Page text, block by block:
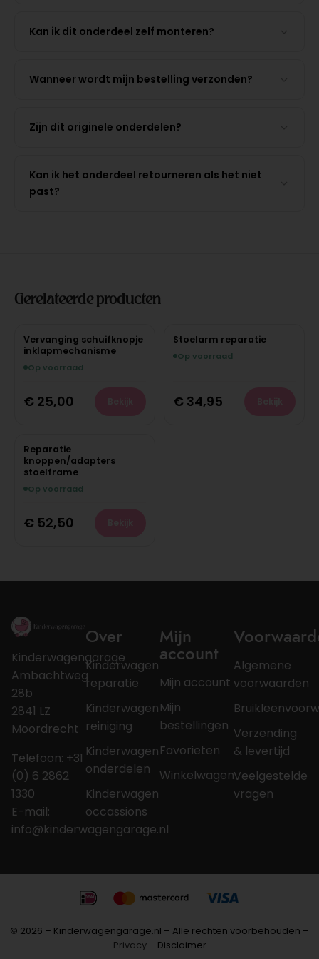
Kan ik dit onderdeel zelf monteren?
Wanneer wordt mijn bestelling verzonden?
Zijn dit originele onderdelen?
Kan ik het onderdeel retourneren als het niet
past?
Gerelateerde producten
Vervanging schuifknopje
inklapmechanisme
Op voorraad
€ 25,00
Stoelarm reparatie
Op voorraad
€ 34,95
Reparatie
knoppen/adapters
stoelframe
Op voorraad
€ 52,50
Kinderwagengarage
Ambachtweg
28b
2841 LZ
Moordrecht
Telefoon: +31
(0) 6 2862
1330
E-mail:
info@kinderwagengarage.nl
Over
Kinderwagen
reparatie
Kinderwagen
reiniging
Kinderwagen
onderdelen
Kinderwagen
occassions
Mijn
account
Mijn account
Mijn
bestellingen
Favorieten
Winkelwagen
Algemene
voorwaarden
Verzending
& levertijd
Veelgestelde
vragen
© 2026 – Kinderwagengarage.nl – Alle rechten voorbehouden –
Privacy– Disclaimer